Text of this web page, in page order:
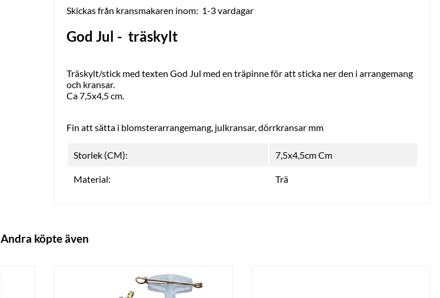
Skickas från kransmakaren inom: 1-3 vardagar
God Jul - träskylt
Träskylt/stick med texten God Jul med en träpinne för att sticka ner den i arrangemang
och kransar.
Ca 7,5x4,5 cm.
Fin att sätta i blomsterarrangemang, julkransar, dörrkransar mm
Storlek (CM): 7,5x4,5cm Cm
Material: Trä
Andra köpte även